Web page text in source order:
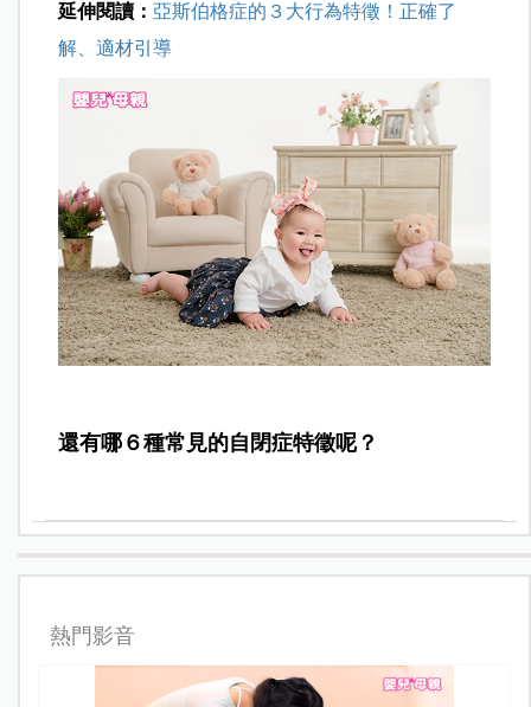
延伸閱讀：亞斯伯格症的３大行為特徵！正確了
解、適材引導
還有哪６種常見的自閉症特徵呢？
熱門影音